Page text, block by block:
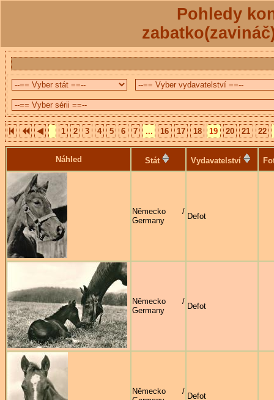
Pohledy
1 2 3 4 5 6 7 ... 16 17 18 19 20 21 22
Náhled Stát Vydavatelství
Německo /
Germany
Defot
Německo /
Germany
Defot
Německo /
Defot